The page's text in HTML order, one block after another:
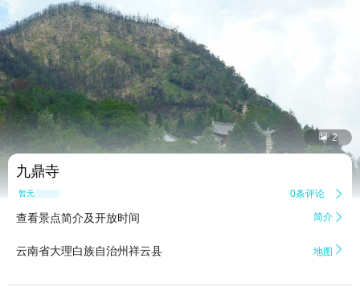
 2
九鼎寺
暂无点评 0条评论 
查看景点简介及开放时间 简介 
云南省大理白族自治州祥云县 地图 
